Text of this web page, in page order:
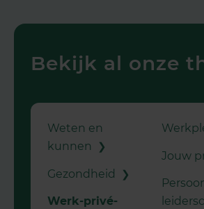
Bekijk al onze
Weten en
kunnen
❯
Gezondheid ❯
Werk-privé-
Jouw